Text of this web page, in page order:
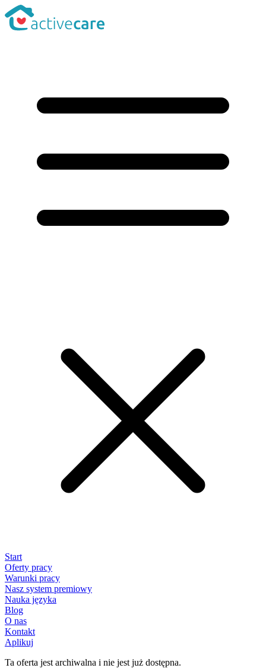
Start
Oferty pracy
Warunki pracy
Nasz system premiowy
Nauka języka
Blog
O nas
Kontakt
Aplikuj
Ta oferta jest archiwalna i nie jest już dostępna.